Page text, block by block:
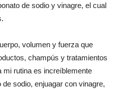
de sodio y vinagre, el cual
volumen y fuerza que
champús y tratamientos
mi rutina es increíblemente
sodio, enjuagar con vinagre,